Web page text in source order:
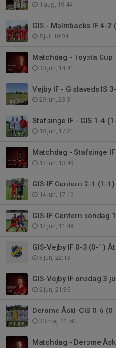
1 aug, 19:44
GIS - Malmbäcks IF 4-2
5 jul, 10:04
Matchdag - Toyota Cup
30 jun, 14:41
Vejby IF - Gislaveds IS
29 jun, 23:31
Stafsinge IF - GIS 1-4
18 jun, 17:21
Matchdag - Stafsinge
17 jun, 13:49
14 jun, 17:10
GIS-IF Centern söndag
12 jun, 11:48
3 jun, 22:13
GIS-Vejby IF onsdag 3
2 jun, 21:35
30 maj, 21:50
Matchdag - Derome